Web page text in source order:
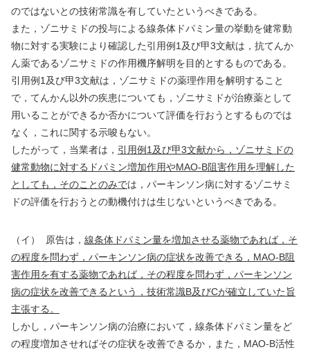
のではないとの技術常識を有していたというべきである。
また，ゾニサミドの投与による線条体ドパミン量の挙動を健常動
物に対する実験により確認した引用例1 及び甲3文献は，抗てんか
ん薬であるゾニサミドの作用機序解明を目的とするものである。
引用例1 及び甲3文献は，ゾニサミドの薬理作用を解明すること
で，てんかん以外の疾患についても，ゾニサミドが治療薬として
用いることができるか否かについて評価を行おうとするものでは
なく，これに関する示唆もない。
したがって，当業者は， 引用例1 及び甲3文献から，ゾニサミドの
健常動物に対するドパミン増加作用やMAO-B阻害作用を理解した
としても，そのことのみでは，パーキンソン病に対するゾニサミ
ドの評価を行おうとの動機付けは生じないというべきである。
（イ） 原告は， 線条体ドパミン量を増加させる薬物であれば，そ
の程度を問わず，パーキンソン病の症状を改善できる， MAO-B阻
害作用を有する薬物であれば，その程度を問わず，パーキンソン
病の症状を改善できるという，技術常識B及びCが確立していた旨
主張する。
しかし，パーキンソン病の治療において，線条体ドパミン量をど
の程度増加させればその症状を改善できるか，また， MAO-B活性